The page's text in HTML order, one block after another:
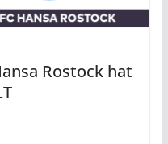
Rostock hat